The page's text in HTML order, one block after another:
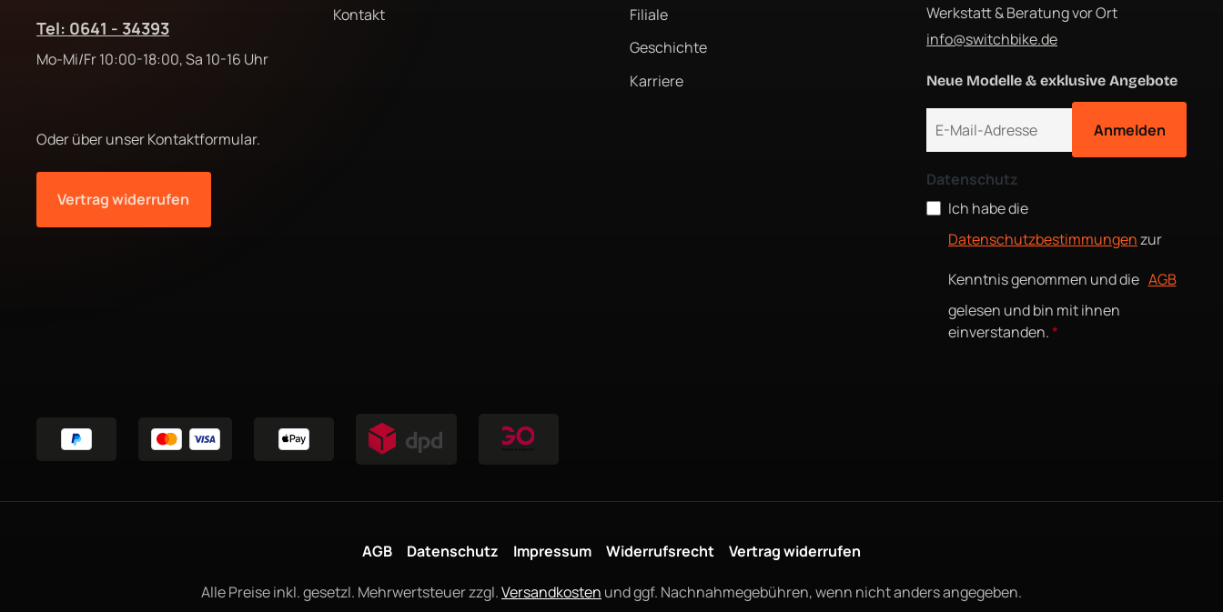
Tel: 0641 - 34393
Mo-Mi/Fr 10:00-18:00, Sa 10-16 Uhr
Oder über unserKontaktformular.
Vertrag widerrufen
Kontakt
Filiale
Geschichte
Karriere
Werkstatt & Beratung vor Ort
info@switchbike.de
Neue Modelle & exklusive Angebote
E-Mail-Adresse
Anmelden
Datenschutz
Ich habe die
Datenschutzbestimmungenzur
Kenntnis genommen und die AGB
gelesen und bin mit ihnen
einverstanden.*
AGB Datenschutz Impressum Widerrufsrecht Vertrag widerrufen
Alle Preise inkl. gesetzl. Mehrwertsteuer zzgl.Versandkosten und ggf. Nachnahmegebühren, wenn nicht anders angegeben.